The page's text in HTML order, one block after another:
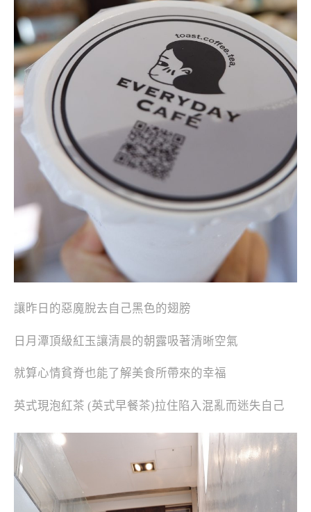
讓昨日的惡魔脫去自己黑色的翅膀
日月潭頂級紅玉讓清晨的朝露吸著清晰空氣
就算心情貧脊也能了解美食所帶來的幸福
英式現泡紅茶 (英式早餐茶)拉住陷入混亂而迷失自己